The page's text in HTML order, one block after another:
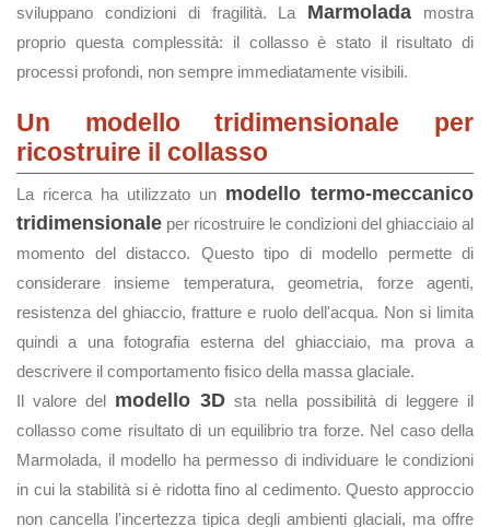
sviluppano condizioni di fragilità. La Marmolada mostra
proprio questa complessità: il collasso è stato il risultato di
processi profondi, non sempre immediatamente visibili.
Un modello tridimensionale per
ricostruire il collasso
La ricerca ha utilizzato un modello termo-meccanico
tridimensionale per ricostruire le condizioni del ghiacciaio al
momento del distacco. Questo tipo di modello permette di
considerare insieme temperatura, geometria, forze agenti,
resistenza del ghiaccio, fratture e ruolo dell'acqua. Non si limita
quindi a una fotografia esterna del ghiacciaio, ma prova a
descrivere il comportamento fisico della massa glaciale.
Il valore del modello 3D sta nella possibilità di leggere il
collasso come risultato di un equilibrio tra forze. Nel caso della
Marmolada, il modello ha permesso di individuare le condizioni
in cui la stabilità si è ridotta fino al cedimento. Questo approccio
non cancella l'incertezza tipica degli ambienti glaciali, ma offre